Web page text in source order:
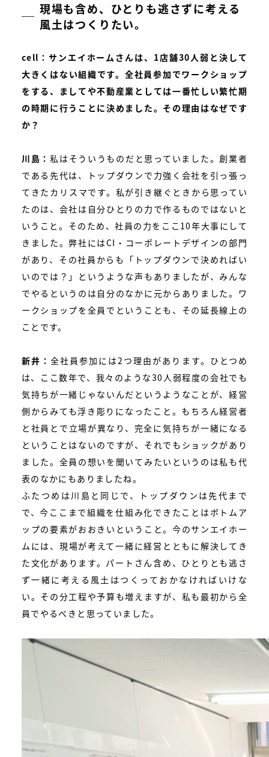
現場も含め、ひとりも逃さずに考える
風土はつくりたい。
cell：サンエイホームさんは、1店舗30人弱と決して
大きくはない組織です。全社員参加でワークショップ
をする、ましてや不動産業としては一番忙しい繁忙期
の時期に行うことに決めました。その理由はなぜです
か？
川島：私はそういうものだと思っていました。創業者
である先代は、トップダウンで力強く会社を引っ張っ
てきたカリスマです。私が引き継ぐときから思ってい
たのは、会社は自分ひとりの力で作るものではないと
いうこと。そのため、社員の力をここ10年大事にして
きました。弊社にはCI・コーポレートデザインの部門
があり、その社員からも「トップダウンで決めればい
いのでは？」というような声もありましたが、みんな
でやるというのは自分のなかに元からありました。ワ
ークショップを全員でということも、その延長線上の
ことです。
新井： 全社員参加には2つ理由があります。ひとつめ
は、ここ数年で、我々のような30人弱程度の会社でも
気持ちが一緒じゃないんだというようなことが、経営
側からみても浮き彫りになったこと。もちろん経営者
と社員とで立場が異なり、完全に気持ちが一緒になる
ということはないのですが、それでもショックがあり
ました。全員の想いを聞いてみたいというのは私も代
表のなかにもありましたね。
ふたつめは川島と同じで、トップダウンは先代まで
で、今ここまで組織を仕組み化できたことはボトムア
ップの要素がおおきいということ。今のサンエイホー
ムには、現場が考えて一緒に経営とともに解決してき
た文化があります。パートさん含め、ひとりとも逃さ
ず一緒に考える風土はつくっておかなければいけな
い。その分工程や予算も増えますが、私も最初から全
員でやるべきと思っていました。